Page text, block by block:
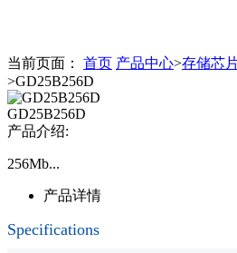
当前页面： 首页 产品中心>存储芯
>GD25B256D
GD25B256D
产品介绍:
256Mb...
产品详情
Specifications